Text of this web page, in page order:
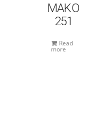
MAKO
251
Read
more